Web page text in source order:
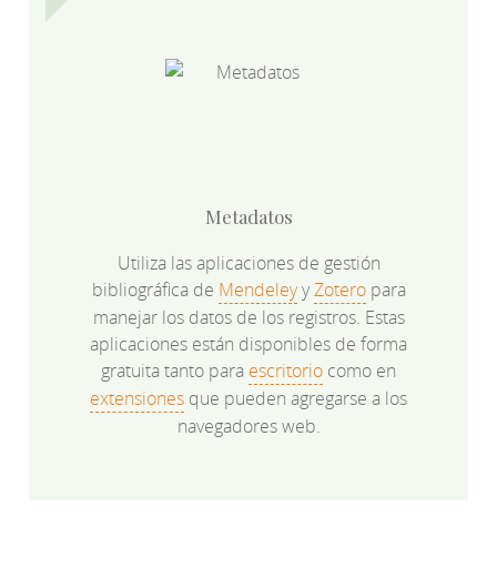
Metadatos
Utiliza las aplicaciones de gestión
bibliográfica de MendeleyyZoteropara
manejar los datos de los registros. Estas
aplicaciones están disponibles de forma
gratuita tanto para escritorio como en
extensiones que pueden agregarse a los
navegadores web.